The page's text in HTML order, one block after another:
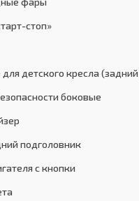
стоп»
детского кресла
боковые
подголовник
с кнопки